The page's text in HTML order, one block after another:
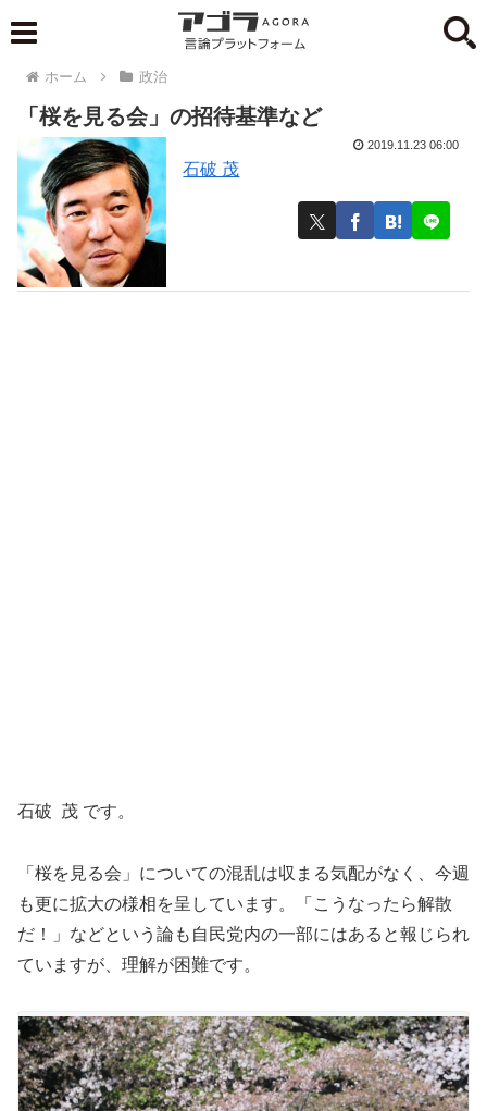
ホーム 政治
「桜を見る会」の招待基準など
石破 茂
2019.11.23 06:00
石破 茂 です。
「桜を見る会」についての混乱は収まる気配がなく、今週
も更に拡大の様相を呈しています。「こうなったら解散
だ！」などという論も自民党内の一部にはあると報じられ
ていますが、理解が困難です。